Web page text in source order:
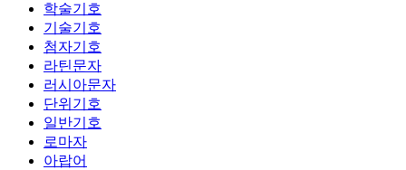
학술기호
기술기호
첨자기호
라틴문자
러시아문자
단위기호
일반기호
로마자
아랍어